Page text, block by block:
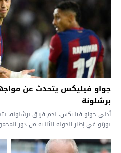
جواو فيليكس يتحدث عن
برشلونة
أدلى جواو فيليكس، نجم فريق برشلونة،
بورتو في إطار الجولة الثانية من دور